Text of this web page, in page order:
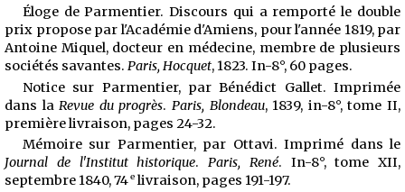
Éloge de Parmentier. Discours qui a remporté le double
prix propose par l'Académie d'Amiens, pour l'année 1819, par
Antoine Miquel, docteur en médecine, membre de plusieurs
sociétés savantes. Paris, Hocquet, 1823. In-8°, 60 pages.
Notice sur Parmentier, par Bénédict Gallet. Imprimée
dans laRevue du progrès.Paris, Blondeau, 1839, in-8°, tome II,
première livraison, pages 24-32.
Mémoire sur Parmentier, par Ottavi. Imprimé dans le
Journal de l'Institut historique. Paris, René. In-8°, tome XII,
septembre 1840, 74elivraison, pages 191-197.